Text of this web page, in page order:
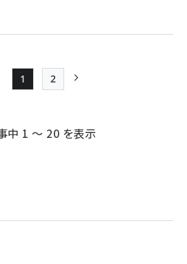
ジ
Page
1
Page
2
中 1 ～ 20 を表示